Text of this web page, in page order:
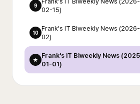
9
02-15)
10
Frank's IT Biweekly News
02)
★
Frank's IT Biweekly News
01-01)